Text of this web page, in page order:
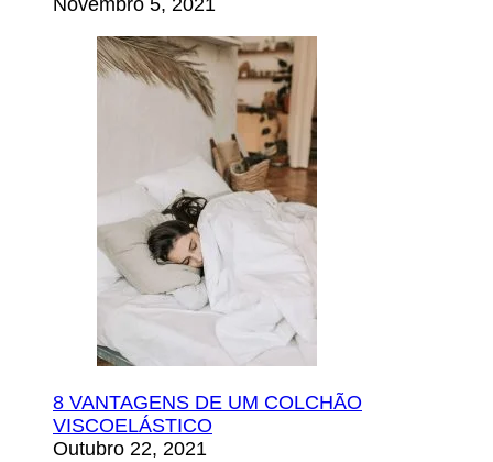
Novembro 5, 2021
8 VANTAGENS DE UM COLCHÃO
VISCOELÁSTICO
Outubro 22, 2021